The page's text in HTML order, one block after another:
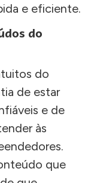
e eficiente.
do
do
de estar
e de
às
que